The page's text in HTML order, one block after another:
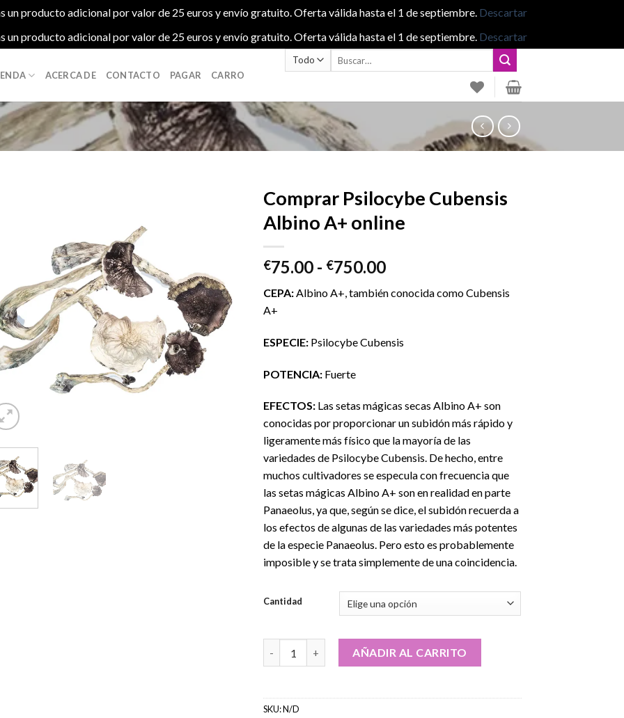
un producto adicional por valor de 25 euros y envío gratuito. Oferta válida hasta el 1 de septiembre. Descartar
un producto adicional por valor de 25 euros y envío gratuito. Oferta válida hasta el 1 de septiembre. Descartar
ACERCA DE CONTACTO PAGAR CARRO
Buscar
Comprar Psilocybe Cubensis
Albino A+ online
€75.00 - €750.00Rango
precios:
hasta
CEPA:Albino A+, también conocida como Cubensis
A+
ESPECIE: Psilocybe Cubensis
POTENCIA: Fuerte
EFECTOS: Las setas mágicas secas Albino A+ son
conocidas por proporcionar un subidón más rápido y
ligeramente más físico que la mayoría de las
variedades de Psilocybe Cubensis. De hecho, entre
muchos cultivadores se especula con frecuencia que
las setas mágicas Albino A+ son en realidad en parte
Panaeolus, ya que, según se dice, el subidón recuerda a
los efectos de algunas de las variedades más potentes
de la especie Panaeolus. Pero esto es probablemente
imposible y se trata simplemente de una coincidencia.
Cantidad
Comprar Psilocybe Cubensis Albino A+ online cantidad
AÑADIR AL CARRITO
SKU:N/D